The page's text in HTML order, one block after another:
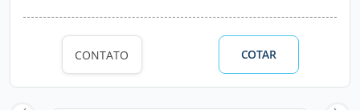
CONTATO COTAR